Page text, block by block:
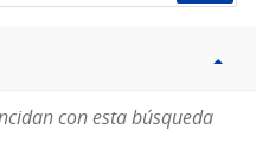
con esta búsqueda